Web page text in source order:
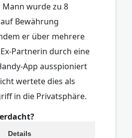
Mann wurde zu 8
Bewährung
er über mehrere
Partnerin durch eine
App ausspioniert
wertete dies als
in die Privatsphäre.
Details